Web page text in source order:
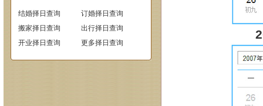
结婚择日查询
订婚择日查询
搬家择日查询
出行择日查询
开业择日查询
更多择日查询